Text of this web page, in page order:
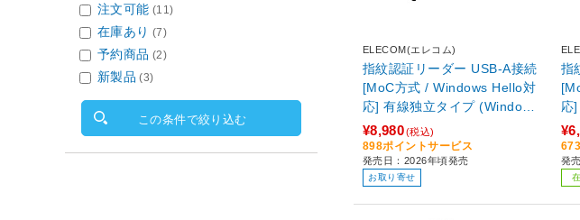
ELECOM(エレコム)
指紋認証リーダー USB-A接続
[MoC方式 / Windows Hello対
応] 有線独立タイプ (Windows
11対応) ブラック CR-FI50UB
K
¥8,980(税込)
898ポイントサービス
発売日：2026年頃発売
お取り寄せ
指
応
11
K
発
注文可能 (11)
在庫あり (7)
予約商品 (2)
新製品 (3)
この条件で絞り込む